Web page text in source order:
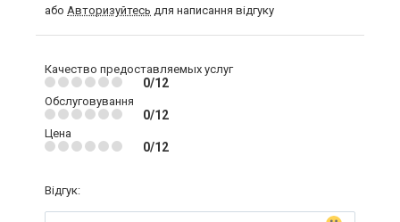
або Авторизуйтесь для написання відгуку
Качество предоставляемых услуг
0/12
Обслуговування
0/12
Цена
0/12
Відгук: